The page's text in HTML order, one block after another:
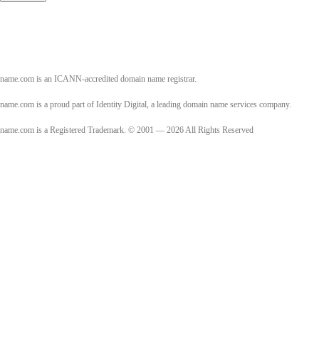
name.com is an ICANN-accredited domain name registrar.
name.com is a proud part of Identity Digital, a leading domain name services company.
name.com is a Registered Trademark. © 2001 — 2026 All Rights Reserved